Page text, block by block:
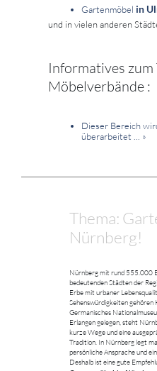
Gartenmöbel in
und in vielen anderen
Informatives zum
Möbelverbände :
Dieser Bereich
überarbeitet ...
»
Thema:
Nürnberg!
Nürnberg mit rund 555.000
bedeutenden Städten der
Erbe mit urbaner
Sehenswürdigkeiten
Germanisches
Erlangen gelegen, steht
kurze Wege und eine
Tradition. In Nürnberg legt
persönliche Ansprache und
Deshalb ist eine gute